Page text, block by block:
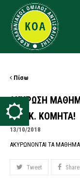
Πίσω
ΑΚΥΡΩΣΗ
ΤΟΥ Κ. ΚΟΜΗΤΑ!
13/10/2018
ΑΚΥΡΩΝΟΝΤΑΙ ΤΑ
Tweet Share